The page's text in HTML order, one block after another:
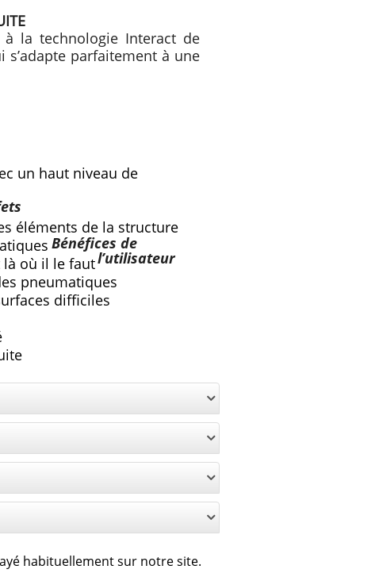
la technologie Interact de
parfaitement à une
un haut niveau de
éléments de la structure
là où il le faut
pneumatiques
Bénéfices de
l’utilisateur
difficiles
habituellement sur notre site.